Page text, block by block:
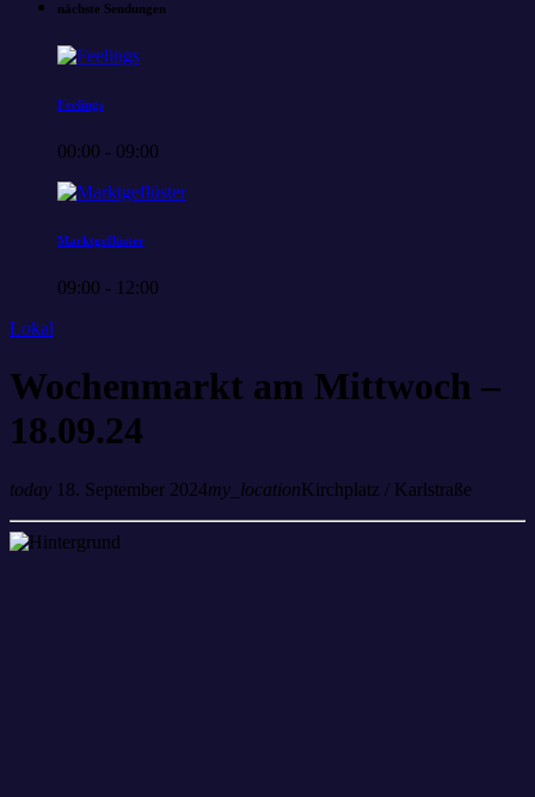
nächste Sendungen
Feelings
00:00 - 09:00
Marktgeflüster
09:00 - 12:00
Lokal
Wochenmarkt am Mittwoch –
18.09.24
today 18. September 2024my_locationKirchplatz / Karlstraße